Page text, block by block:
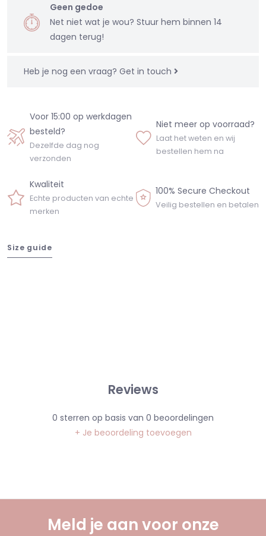
Geen gedoe
Net niet wat je wou? Stuur hem binnen 14
dagen terug!
Heb je nog een vraag? Get in touch
Voor 15:00 op werkdagen
besteld?
Dezelfde dag nog
verzonden
Niet meer op voorraad?
Laat het weten en wij
bestellen hem na
Kwaliteit
Echte producten van echte
merken
100% Secure Checkout
Veilig bestellen en betalen
Size guide
Reviews
0 sterren op basis van 0 beoordelingen
+ Je beoordeling toevoegen
Meld je aan voor onze